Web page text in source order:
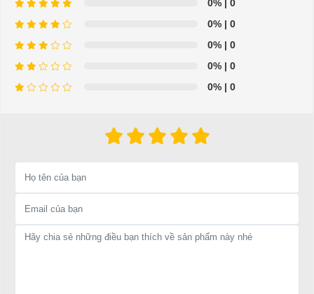
tốt ở đâu?
hệ:
Đại Cường
Địa chỉ: 845 Quốc Lộ 13, Phường Hiệp Bình Phước, Thành phố
Thủ Đức, TP.HCM
Điện thoại: 08 68 100 260 ( Châu ) - 093 211 3677 ( Phú )
E-mail: phuhuynhkd@gmail.com
0% | 0
0% | 0
0% | 0
0% | 0
0% | 0